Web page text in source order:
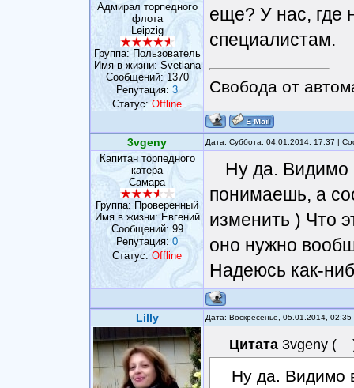
Адмирал торпедного
флота
Leipzig
Группа: Пользователь
Имя в жизни: Svetlana
Сообщений: 1370
Репутация: 3
Статус:Offline
еще? У нас, где
специалистам.
Свобода от
3vgeny Дата: Суббота, 04.01.2014, 17:37 |
Капитан торпедного
катера
Самара
Группа: Проверенный
Имя в жизни: Евгений
Сообщений: 99
Репутация: 0
Статус: Offline
Ну да. Видимо
понимаешь, а
изменить ) Что
оно нужно
Надеюсь как-
Lilly Дата: Воскресенье, 05.01.2014,
Цитата 3vgeny (
Ну да. Видимо